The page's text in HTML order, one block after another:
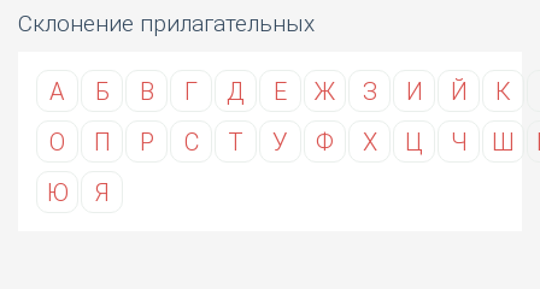
Склонение прилагательных
А Б В Г Д Е Ж З И Й К
О
П Р С Т У Ф Х Ц Ч Ш
Ю
Я